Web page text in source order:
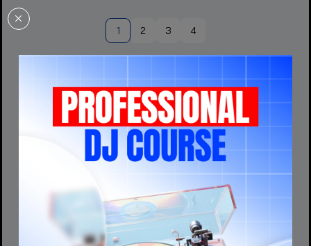
1 2 3 4